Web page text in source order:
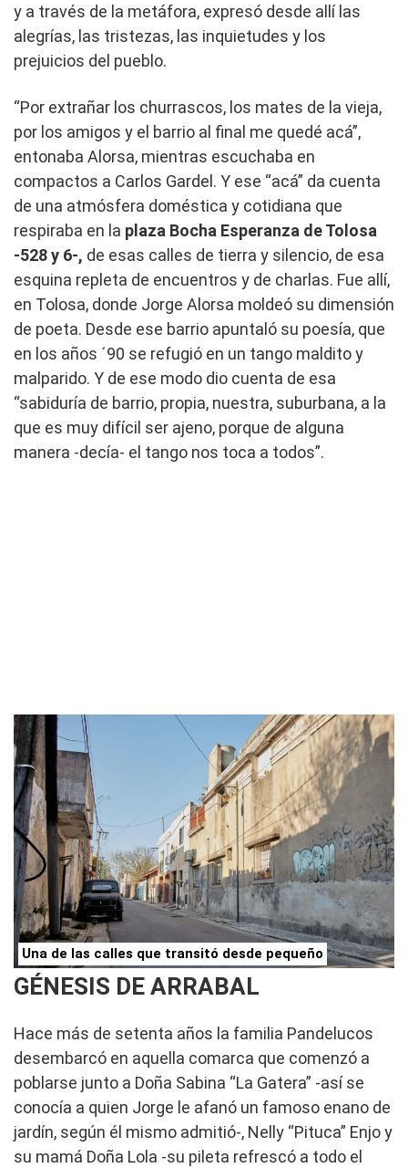
y a través de la metáfora, expresó desde allí las
alegrías, las tristezas, las inquietudes y los
prejuicios del pueblo.
“Por extrañar los churrascos, los mates de la vieja,
por los amigos y el barrio al final me quedé acá”,
entonaba Alorsa, mientras escuchaba en
compactos a Carlos Gardel. Y ese “acá” da cuenta
de una atmósfera doméstica y cotidiana que
respiraba en la plaza Bocha Esperanza de Tolosa
-528 y 6-, de esas calles de tierra y silencio, de esa
esquina repleta de encuentros y de charlas. Fue allí,
en Tolosa, donde Jorge Alorsa moldeó su dimensión
de poeta. Desde ese barrio apuntaló su poesía, que
en los años ´90 se refugió en un tango maldito y
malparido. Y de ese modo dio cuenta de esa
“sabiduría de barrio, propia, nuestra, suburbana, a la
que es muy difícil ser ajeno, porque de alguna
manera -decía- el tango nos toca a todos”.
Una de las calles que transitó desde pequeño
GÉNESIS DE ARRABAL
Hace más de setenta años la familia Pandelucos
desembarcó en aquella comarca que comenzó a
poblarse junto a Doña Sabina “La Gatera” -así se
conocía a quien Jorge le afanó un famoso enano de
jardín, según él mismo admitió-, Nelly “Pituca” Enjo y
su mamá Doña Lola -su pileta refrescó a todo el